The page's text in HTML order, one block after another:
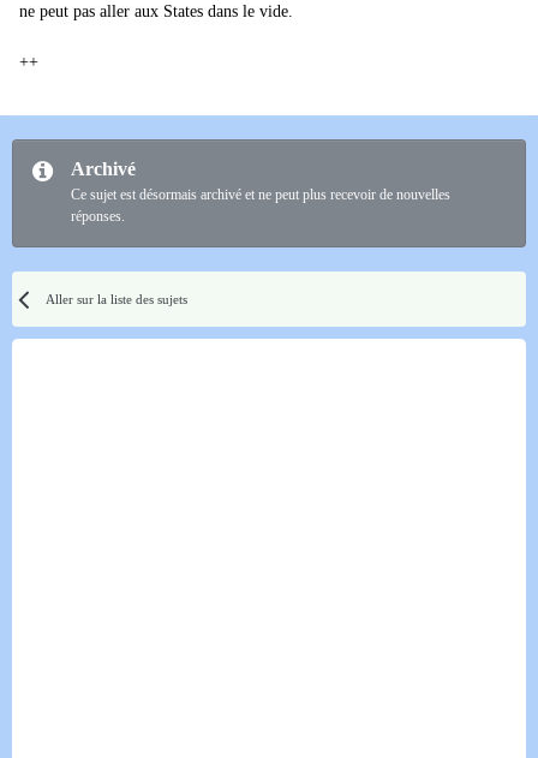
ne peut pas aller aux States dans le vide.
++
Archivé
Ce sujet est désormais archivé et ne peut plus recevoir de nouvelles
réponses.
Aller sur la liste des sujets